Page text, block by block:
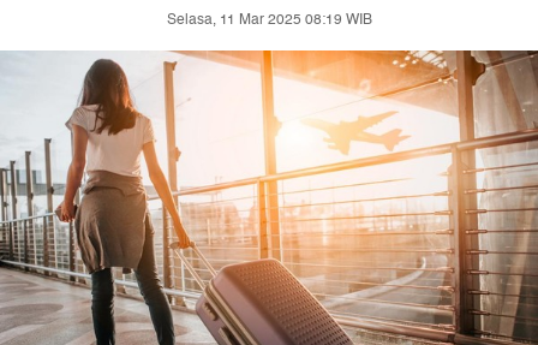
Selasa, 11 Mar 2025 08:19 WIB